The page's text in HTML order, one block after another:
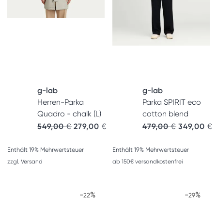
g-lab
Herren-Parka
Quadro - chalk (L)
549,00€ Ursprünglicher Preis war: 549,00 €
279,00 € Aktueller Preis ist: 279,00 €.
Enthält 19% Mehrwertsteuer
zzgl. Versand
g-lab
Parka SPIRIT eco
cotton blend
479,00€ 349,00 €
Enthält 19% Mehrwertsteuer
ab 150€ versandkostenfrei
-22% -29%